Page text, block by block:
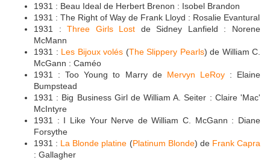
1931 : Beau Ideal de Herbert Brenon : Isobel Brandon
1931 : The Right of Way de Frank Lloyd : Rosalie Evantural
1931 :Three Girls Lost de Sidney Lanfield : Norene
McMann
1931 : Les Bijoux volés (The Slippery Pearls) de William C.
McGann : Caméo
1931 : Too Young to Marry de Mervyn LeRoy: Elaine
Bumpstead
1931 : Big Business Girl de William A. Seiter : Claire 'Mac'
McIntyre
1931 : I Like Your Nerve de William C. McGann : Diane
Forsythe
1931 : La Blonde platine (Platinum Blonde) de Frank Capra
: Gallagher